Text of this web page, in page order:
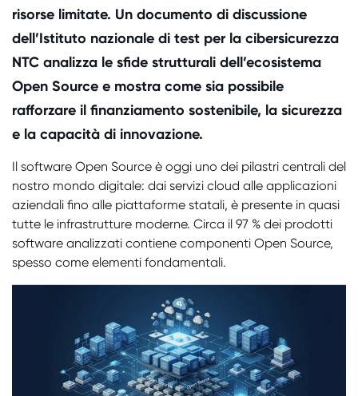
risorse limitate. Un documento di discussione
dell’Istituto nazionale di test per la cibersicurezza
NTC analizza le sfide strutturali dell’ecosistema
Open Source e mostra come sia possibile
rafforzare il finanziamento sostenibile, la sicurezza
e la capacità di innovazione.
Il software Open Source è oggi uno dei pilastri centrali del
nostro mondo digitale: dai servizi cloud alle applicazioni
aziendali fino alle piattaforme statali, è presente in quasi
tutte le infrastrutture moderne. Circa il 97 % dei prodotti
software analizzati contiene componenti Open Source,
spesso come elementi fondamentali.